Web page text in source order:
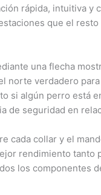
rápida, intuitiva y
que el
una flecha
norte verdadero
si algún perro
de seguridad en
cada collar y el
rendimiento tanto
los componentes